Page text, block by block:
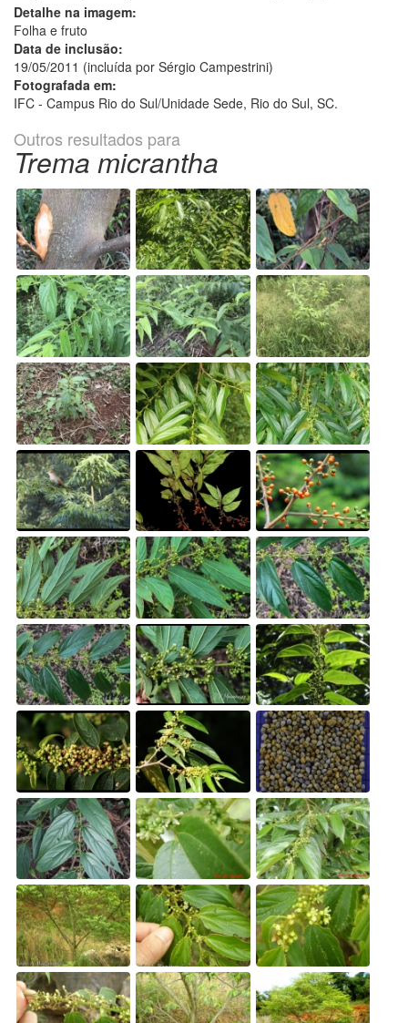
Detalhe na imagem:
Folha e fruto
Data de inclusão:
19/05/2011 (incluída por Sérgio Campestrini)
Fotografada em:
IFC - Campus Rio do Sul/Unidade Sede, Rio do Sul, SC.
Outros resultados para
Trema micrantha